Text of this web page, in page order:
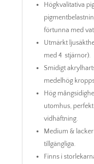
Högkvalitativa
förtunna med
Utmärkt
med 4 stjärnor).
Smidigt
medelhög
Hög
utomhus,
vidhäftning.
Medium &
tillgängliga.
Finns i